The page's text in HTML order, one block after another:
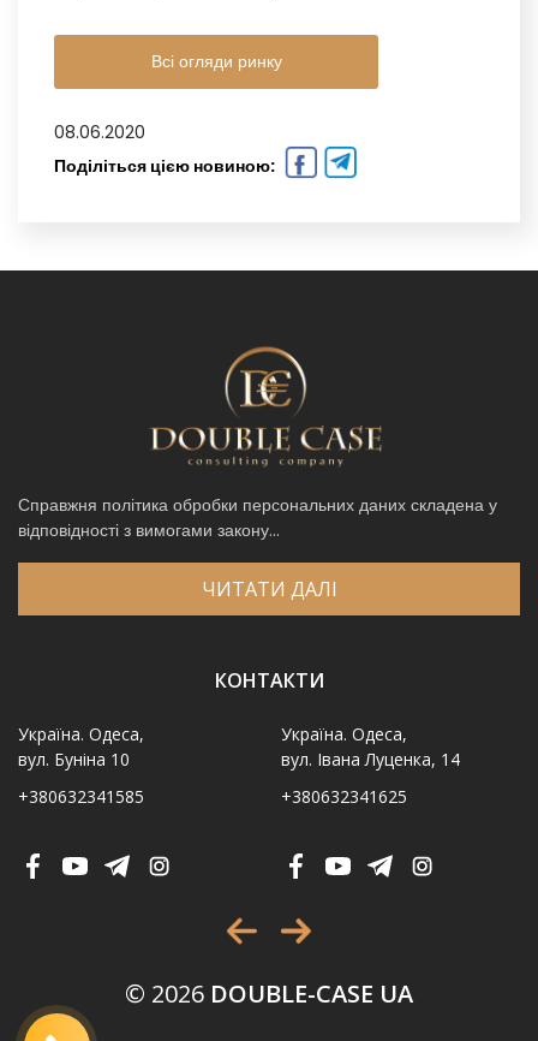
Всі огляди ринку
08.06.2020
Поділіться цією новиною:
Справжня політика обробки персональних даних складена у
відповідності з вимогами закону...
ЧИТАТИ ДАЛІ
КОНТАКТИ
Україна. Одеса,
вул. Буніна 10
+380632341585
Україна. Одеса,
вул. Івана Луценка, 14
+380632341625
© 2026 DOUBLE-CASE UA
Код, зображений на картинці